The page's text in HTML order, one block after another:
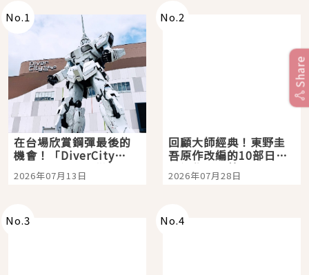
No.1
在台場欣賞鋼彈最後的
機會！「DiverCity
Tokyo Plaza」搭船、
購物、美食及夜景，一
2026年07月13日
No.2
回顧大師經典！東野圭
吾原作改編的10部日本
影視作品推薦
2026年07月28日
No.3 No.4
Share